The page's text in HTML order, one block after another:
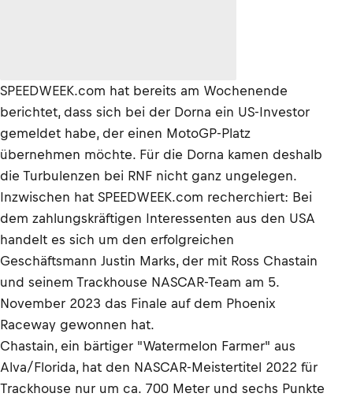
SPEEDWEEK.com hat bereits am Wochenende
berichtet, dass sich bei der Dorna ein US-Investor
gemeldet habe, der einen MotoGP-Platz
übernehmen möchte. Für die Dorna kamen deshalb
die Turbulenzen bei RNF nicht ganz ungelegen.
Inzwischen hat SPEEDWEEK.com recherchiert: Bei
dem zahlungskräftigen Interessenten aus den USA
handelt es sich um den erfolgreichen
Geschäftsmann Justin Marks, der mit Ross Chastain
und seinem Trackhouse NASCAR-Team am 5.
November 2023 das Finale auf dem Phoenix
Raceway gewonnen hat.
Chastain, ein bärtiger "Watermelon Farmer" aus
Alva/Florida, hat den NASCAR-Meistertitel 2022 für
Trackhouse nur um ca. 700 Meter und sechs Punkte